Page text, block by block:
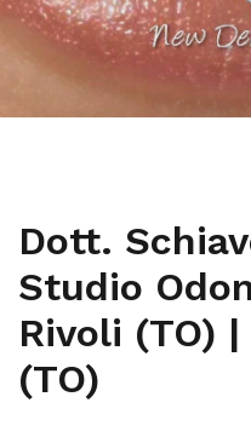
Dott.
Studio
Rivoli (TO)
(TO)